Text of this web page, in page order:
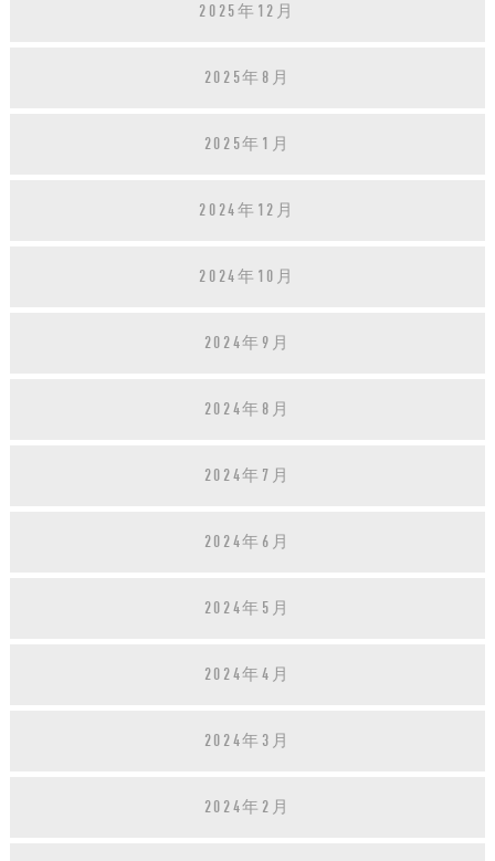
2025年12月
2025年8月
2025年1月
2024年12月
2024年10月
2024年9月
2024年8月
2024年7月
2024年6月
2024年5月
2024年4月
2024年3月
2024年2月